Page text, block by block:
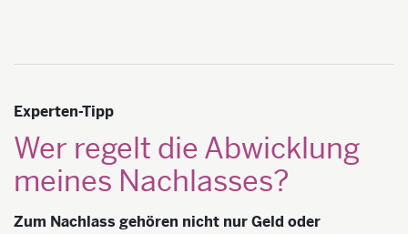
Experten-Tipp
Wer regelt die Abwicklung
meines Nachlasses?
Zum Nachlass gehören nicht nur Geld oder